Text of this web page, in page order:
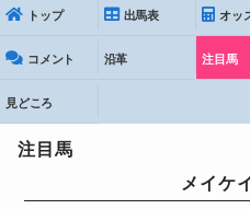
トップ 出馬表 オッ
コメント 沿革 注目馬
見どころ
注目馬
メイケ